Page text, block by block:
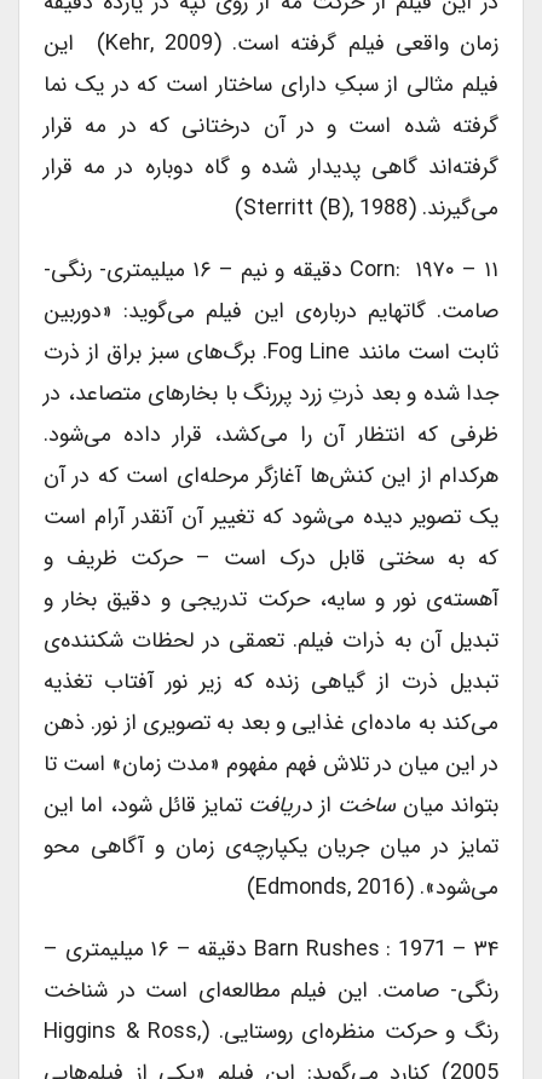
زمان واقعی فیلم گرفته است. (Kehr, 2009) این
فیلم مثالی از سبکِ دارای ساختار است که در یک نما
گرفته شده است و در آن درختانی که در مه قرار
گرفته‌‎اند گاهی پدیدار شده و گاه دوباره در مه قرار
می‌‎گیرند. (Sterritt (B), 1988)
Corn: ۱۹۷۰ – ۱۱ دقیقه و نیم – ۱۶ میلیمتری- رنگی-
صامت. گاتهایم درباره‌‎ی این فیلم می‌‎گوید: «دوربین
ثابت است مانند Fog Line. برگ‎‌های سبز براق از ذرت
جدا شده و بعد ذرتِ زرد پررنگ با بخارهای متصاعد، در
ظرفی که انتظار آن را می‌‎کشد، قرار داده می‌‎شود.
هرکدام از این کنش‌‎ها آغازگر مرحله‌‎ای است که در آن
یک تصویر دیده می‎‌شود که تغییر آن آنقدر آرام است
که به سختی قابل درک است – حرکت ظریف و
آهسته‎‌ی نور و سایه، حرکت تدریجی و دقیق بخار و
تبدیل آن به ذرات فیلم. تعمقی در لحظات شکننده‌‎ی
تبدیل ذرت از گیاهی زنده که زیر نور آفتاب تغذیه
می‌‎کند به ماده‎‌ای غذایی و بعد به تصویری از نور. ذهن
در این میان در تلاش فهم مفهوم «مدت زمان» است تا
بتواند میانساختازدریافتتمایز قائل شود، اما این
تمایز در میان جریان یکپارچه‎‌ی زمان و آگاهی محو
می‎‌شود». (Edmonds, 2016)
Barn Rushes : 1971 – ۳۴ دقیقه – ۱۶ میلیمتری –
رنگی- صامت. این فیلم مطالعه‌‎ای است در شناخت
رنگ و حرکت منظره‎‌ای روستایی. (Higgins & Ross,